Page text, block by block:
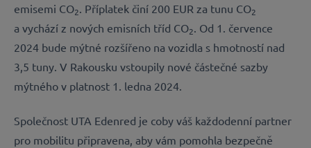
emisemi CO2 . Příplatek činí 200 EUR za tunu CO2
a vychází z nových emisních tříd CO2
. Od 1. července
2024 bude mýtné rozšířeno na vozidla s hmotností nad
3,5 tuny. V Rakousku vstoupily nové částečné sazby
mýtného v platnost 1. ledna 2024.
Společnost UTA Edenred je coby váš každodenní partner
pro mobilitu připravena, aby vám pomohla bezpečně